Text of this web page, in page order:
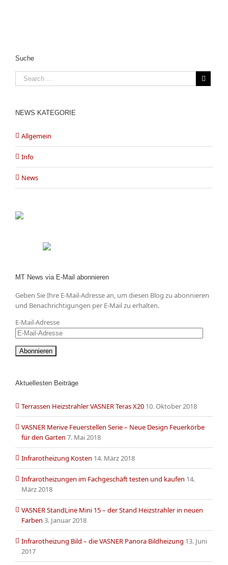
Suche
NEWS KATEGORIE
Allgemein
Info
News
MT News via E-Mail abonnieren
Geben Sie Ihre E-Mail-Adresse an, um diesen Blog zu abonnieren
und Benachrichtigungen per E-Mail zu erhalten.
E-Mail-Adresse
Aktuellesten Beiträge
Terrassen Heizstrahler VASNER Teras X20 10. Oktober 2018
VASNER Merive Feuerstellen Serie – Neue Design Feuerkörbe
für den Garten 7. Mai 2018
Infrarotheizung Kosten 14. März 2018
Infrarotheizungen im Fachgeschäft testen und kaufen 14.
März 2018
VASNER StandLine Mini 15 – der Stand Heizstrahler in neuen
Farben 3. Januar 2018
Infrarotheizung Bild – die VASNER Panora Bildheizung 13. Juni
2017